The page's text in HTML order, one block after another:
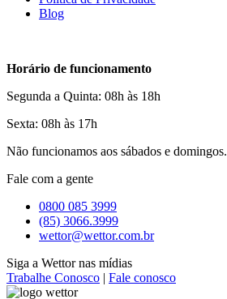
Blog
Horário de funcionamento
Segunda a Quinta: 08h às 18h
Sexta: 08h às 17h
Não funcionamos aos sábados e domingos.
Fale com a gente
0800 085 3999
(85) 3066.3999
wettor@wettor.com.br
Siga a Wettor nas mídias
Trabalhe Conosco | Fale conosco